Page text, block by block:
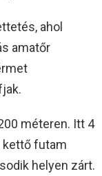
ahol
amatőr
méteren. Itt 4
kettő futam
helyen zárt.